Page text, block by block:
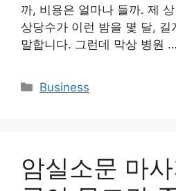
까, 비용은 얼마나 들까. 제
상당수가 이런 밤을 몇 달, 길
말합니다. 그런데 막상 병원 …
Categories
Business
암실소문 마